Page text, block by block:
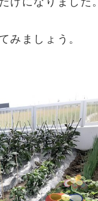
みましょう。